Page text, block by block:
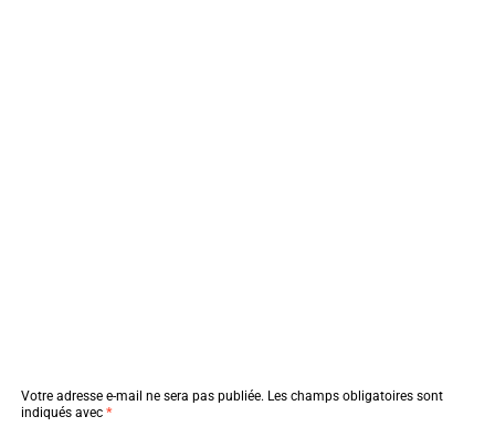
Votre adresse e-mail ne sera pas publiée. Les champs obligatoires sont
indiqués avec *